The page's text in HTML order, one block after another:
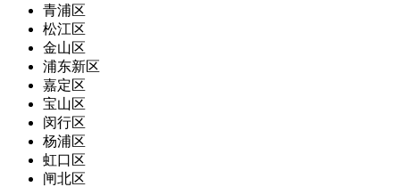
青浦区
松江区
金山区
浦东新区
嘉定区
宝山区
闵行区
杨浦区
虹口区
闸北区